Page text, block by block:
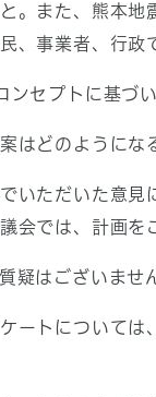
。また、熊本地
、事業者、行政
セプトに基づ
はどのようにな
いただいた意
会では、計画を
疑はございませ
ートについては